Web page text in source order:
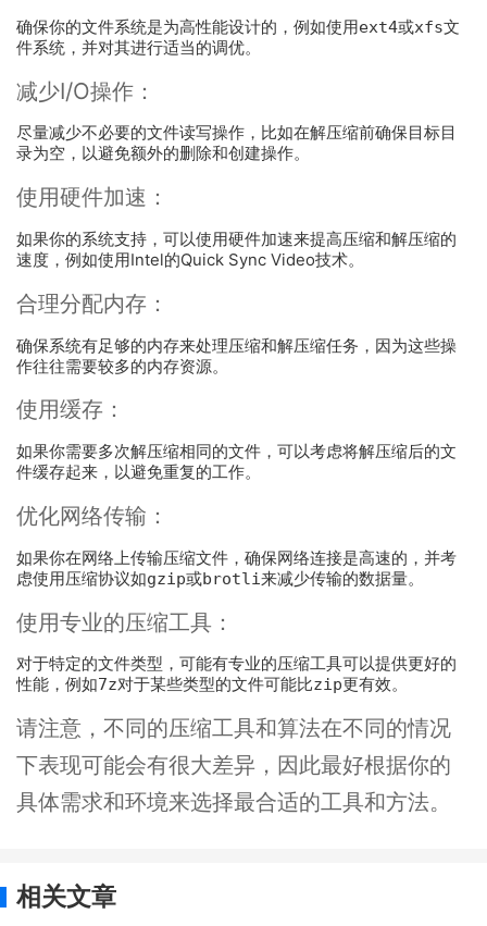
确保你的文件系统是为高性能设计的，例如使用ext4或xfs文
件系统，并对其进行适当的调优。
减少I/O操作：
尽量减少不必要的文件读写操作，比如在解压缩前确保目标目
录为空，以避免额外的删除和创建操作。
使用硬件加速：
如果你的系统支持，可以使用硬件加速来提高压缩和解压缩的
速度，例如使用Intel的Quick Sync Video技术。
合理分配内存：
确保系统有足够的内存来处理压缩和解压缩任务，因为这些操
作往往需要较多的内存资源。
使用缓存：
如果你需要多次解压缩相同的文件，可以考虑将解压缩后的文
件缓存起来，以避免重复的工作。
优化网络传输：
如果你在网络上传输压缩文件，确保网络连接是高速的，并考
虑使用压缩协议如gzip或brotli来减少传输的数据量。
使用专业的压缩工具：
对于特定的文件类型，可能有专业的压缩工具可以提供更好的
性能，例如7z对于某些类型的文件可能比zip更有效。
请注意，不同的压缩工具和算法在不同的情况
下表现可能会有很大差异，因此最好根据你的
具体需求和环境来选择最合适的工具和方法。
相关文章